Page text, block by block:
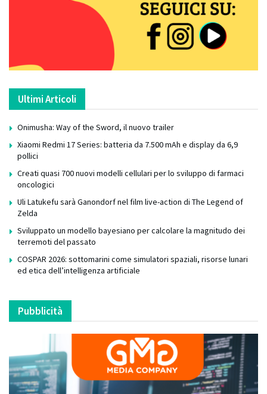
Ultimi Articoli
Onimusha: Way of the Sword, il nuovo trailer
Xiaomi Redmi 17 Series: batteria da 7.500 mAh e display da 6,9
pollici
Creati quasi 700 nuovi modelli cellulari per lo sviluppo di farmaci
oncologici
Uli Latukefu sarà Ganondorf nel film live-action di The Legend of
Zelda
Sviluppato un modello bayesiano per calcolare la magnitudo dei
terremoti del passato
COSPAR 2026: sottomarini come simulatori spaziali, risorse lunari
ed etica dell’intelligenza artificiale
Pubblicità